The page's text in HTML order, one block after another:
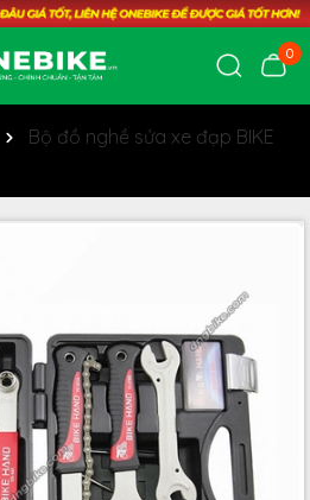
0
Bộ đồ nghề sửa xe đạp BIKE